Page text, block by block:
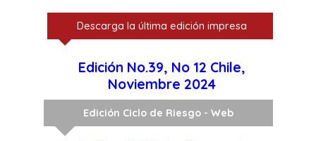
Descarga la última edición impresa
Edición No.39, No 12 Chile,
Noviembre 2024
Edición Ciclo de Riesgo - Web